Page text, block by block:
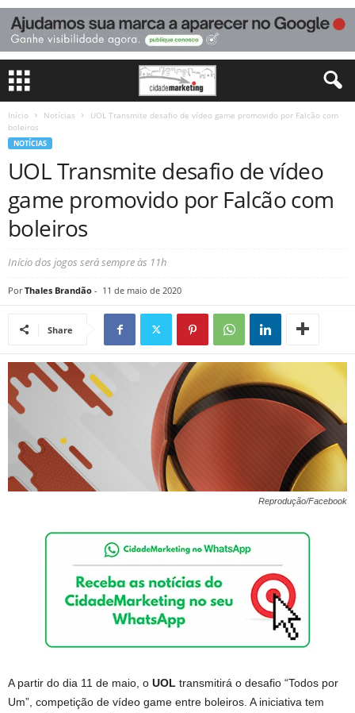
Início Notícias
UOL Transmite desafio de vídeo game promovido por Falcão com
boleiros
NOTÍCIAS
UOL Transmite desafio de vídeo
game promovido por Falcão com
boleiros
Início dos jogos será sempre às 11h
Por Thales Brandão - 11 de maio de 2020
Share
Reprodução/Facebook
A partir do dia 11 de maio, o UOL transmitirá o desafio “Todos por
Um”, competição de vídeo game entre boleiros. A iniciativa tem